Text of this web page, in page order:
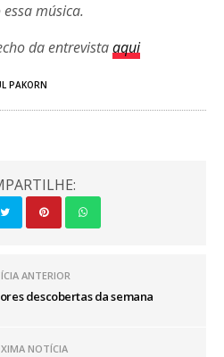
música.
da entrevistaaqui
PAKORN
ANTERIOR
descobertas da semana
NOTÍCIA